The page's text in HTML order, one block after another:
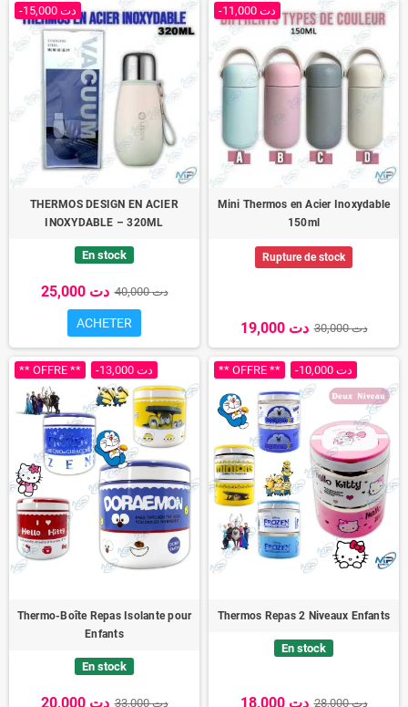
-15,000 دت
THERMOS DESIGN EN ACIER
INOXYDABLE – 320ML
En stock
25,000 دت 40,000 دت
ACHETER
-11,000 دت
Mini Thermos en Acier Inoxydable
150ml
Rupture de stock
19,000 دت 30,000 دت
** OFFRE ** -13,000 دت
Thermo-Boîte Repas Isolante pour
Enfants
En stock
20,000 دت 33,000 دت
** OFFRE ** -10,000 دت
Thermos Repas 2 Niveaux Enfants
En stock
18,000 دت 28,000 دت